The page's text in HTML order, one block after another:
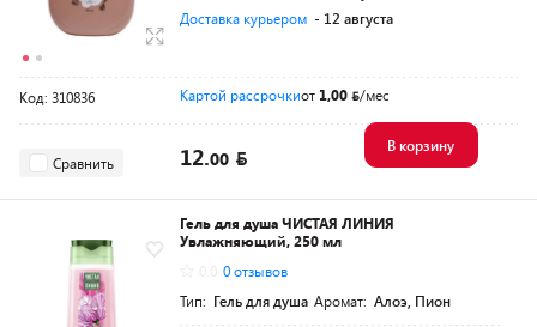
Доставка курьером - 12 августа
Код: 310836 Картой рассрочкиот 1,00 /мес
Сравнить 12.00
В корзину
Гель для душа ЧИСТАЯ ЛИНИЯ
Увлажняющий, 250 мл
0 отзывов
Тип: Гель для душа Аромат: Алоэ, Пион